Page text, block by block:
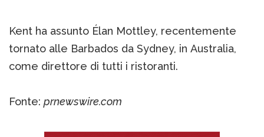
Kent ha assunto Élan Mottley, recentemente
tornato alle Barbados da Sydney, in Australia,
come direttore di tutti i ristoranti.
Fonte: prnewswire.com